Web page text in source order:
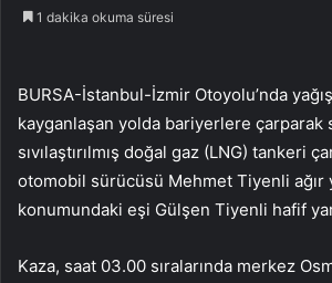
1 dakika okuma süresi
BURSA-İstanbul-İzmir Otoyolu’nda
kayganlaşan yolda bariyerlere çarparak
sıvılaştırılmış doğal gaz (LNG) tankeri
otomobil sürücüsü Mehmet Tiyenli ağır
konumundaki eşi Gülşen Tiyenli hafif
Kaza, saat 03.00 sıralarında merkez